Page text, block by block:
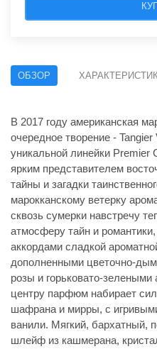
ОБЗОР
В 2017 году американская
очередное творение -
уникальной линейки
ярким представителем
тайны и загадки
марокканскому ветерку
сквозь сумерки навстречу
атмосферу тайн и
аккордами сладкой
дополненными цветочно-
розы и горьковато-
центру парфюм набирает
шафрана и мирры, с
ванили. Мягкий, бархатный,
шлейф из кашмерана,